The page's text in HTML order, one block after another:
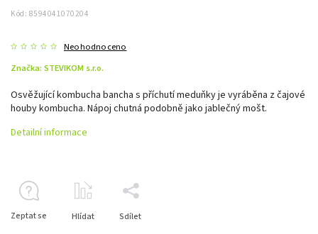
Kód: 8594041070204
Neohodnoceno
Značka: STEVIKOM s.r.o.
Osvěžující kombucha bancha s příchutí meduňky je vyráběna z čajové
houby kombucha. Nápoj chutná podobně jako jablečný mošt.
Detailní informace
Zeptat se Hlídat Sdílet